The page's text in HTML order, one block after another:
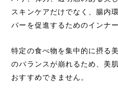
スキンケアだけでなく、腸内
バーを促進するためのインナ
特定の食べ物を集中的に摂る
のバランスが崩れるため、美
おすすめできません。